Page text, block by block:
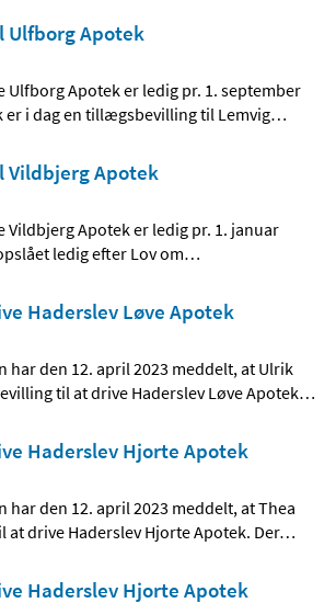
Ulfborg Apotek
Ulfborg Apotek er ledig pr. 1. september
er i dag en tillægsbevilling til Lemvig…
Apotek
Vildbjerg Apotek er ledig pr. 1. januar
ledig efter Lov om…
Haderslev Løve Apotek
den 12. april 2023 meddelt, at Ulrik
til at drive Haderslev Løve Apotek…
Haderslev Hjorte Apotek
den 12. april 2023 meddelt, at Thea
drive Haderslev Hjorte Apotek. Der…
Haderslev Hjorte Apotek